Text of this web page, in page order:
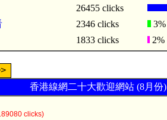
26455 clicks
2346 clicks
3%
1833 clicks 2%
香港線網二十大歡迎網站 (8月份)
clicks)